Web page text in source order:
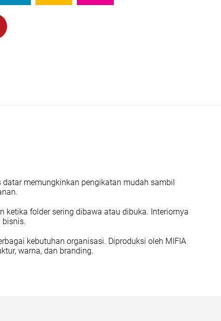
memungkinkan pengikatan mudah sambil
ketika folder sering dibawa atau dibuka. Interiornya
bisnis.
kebutuhan organisasi. Diproduksi oleh MIFIA
warna, dan branding.